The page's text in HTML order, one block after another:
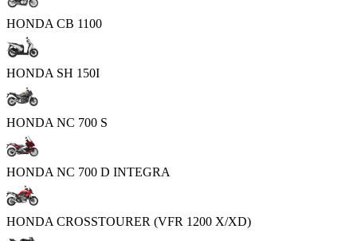
HONDA CB 1100
HONDA SH 150I
HONDA NC 700 S
HONDA NC 700 D INTEGRA
HONDA CROSSTOURER (VFR 1200 X/XD)